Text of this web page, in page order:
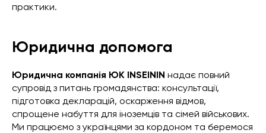
практики.
Юридична допомога
Юридична компанія ЮК INSEININ надає повний
супровід з питань громадянства: консультації,
підготовка декларацій, оскарження відмов,
спрощене набуття для іноземців та сімей військових.
Ми працюємо з українцями за кордоном та беремося